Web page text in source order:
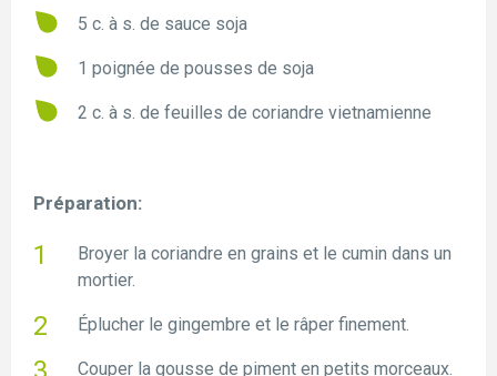
5 c. à s. de sauce soja
1 poignée de pousses de soja
2 c. à s. de feuilles de coriandre vietnamienne
Préparation:
Broyer la coriandre en grains et le cumin dans un
mortier.
Éplucher le gingembre et le râper finement.
Couper la gousse de piment en petits morceaux.